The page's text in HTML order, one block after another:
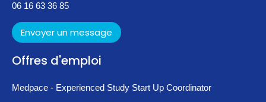
06 16 63 36 85
Envoyer un message
Offres d'emploi
Medpace - Experienced Study Start Up Coordinator